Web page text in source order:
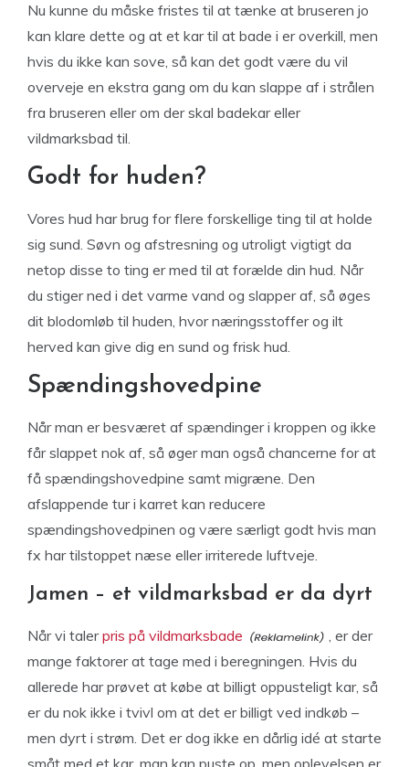
Nu kunne du måske fristes til at tænke at bruseren jo
kan klare dette og at et kar til at bade i er overkill, men
hvis du ikke kan sove, så kan det godt være du vil
overveje en ekstra gang om du kan slappe af i strålen
fra bruseren eller om der skal badekar eller
vildmarksbad til.
Godt for huden?
Vores hud har brug for flere forskellige ting til at holde
sig sund. Søvn og afstresning og utroligt vigtigt da
netop disse to ting er med til at forælde din hud. Når
du stiger ned i det varme vand og slapper af, så øges
dit blodomløb til huden, hvor næringsstoffer og ilt
herved kan give dig en sund og frisk hud.
Spændingshovedpine
Når man er besværet af spændinger i kroppen og ikke
får slappet nok af, så øger man også chancerne for at
få spændingshovedpine samt migræne. Den
afslappende tur i karret kan reducere
spændingshovedpinen og være særligt godt hvis man
fx har tilstoppet næse eller irriterede luftveje.
Jamen – et vildmarksbad er da dyrt
Når vi talerpris på vildmarksbade
, er der
mange faktorer at tage med i beregningen. Hvis du
allerede har prøvet at købe at billigt oppusteligt kar, så
er du nok ikke i tvivl om at det er billigt ved indkøb –
men dyrt i strøm. Det er dog ikke en dårlig idé at starte
småt med et kar, man kan puste op, men oplevelsen er